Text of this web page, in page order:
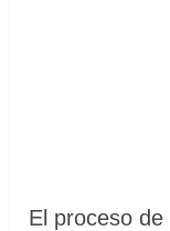
El proceso